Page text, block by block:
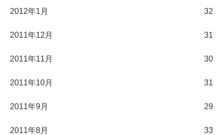
2012年1月 32
2011年12月 31
2011年11月 30
2011年10月 31
2011年9月 29
2011年8月 33